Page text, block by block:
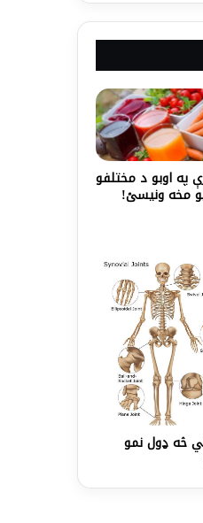
په اوبو د مختلفو
مخه ونیسئ!
څه ډول نمو